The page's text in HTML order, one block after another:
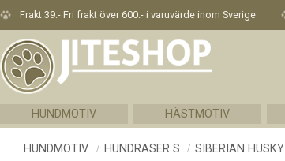
Frakt 39:- Fri frakt över 600:- i varuvärde inom Sverige
HUNDMOTIV HÄSTMOTIV
HUNDMOTIV HUNDRASER S SIBERIAN HUSKY